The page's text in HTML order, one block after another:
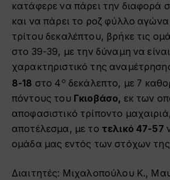
κατάφερε να πάρει την διαφορά
και να πάρει το ροζ φύλλο
τρίτου δεκαλέπτου, βρήκε τις
στο 39-39, με την δύναμη να
χαρακτηριστικό της
8-18 στο 4 ο δεκάλεπτο, με 7
πόντους του Γκιοβάσο, εκ των
αποφασιστικό τρίποντο
αποτέλεσμα, με το τελικό 47-57
ομάδα μας εντός των στόχων
Διαιτητές: Μιχαλοπούλου Κ.,